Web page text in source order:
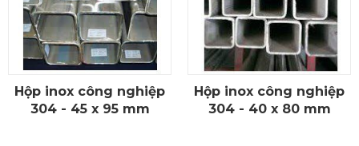
CHI TIẾT
Hộp inox công nghiệp
304 - 45 x 95 mm
CHI TIẾT
Hộp inox công nghiệp
304 - 40 x 80 mm